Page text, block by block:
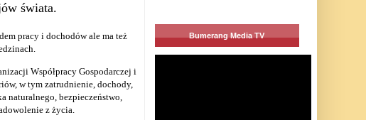
świata.
pracy i dochodów ale ma też
Współpracy Gospodarczej i
w tym zatrudnienie, dochody,
naturalnego, bezpieczeństwo,
z życia.
Bumerang Media TV